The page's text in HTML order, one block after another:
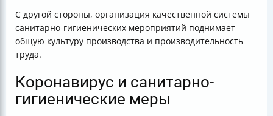
С другой стороны, организация качественной системы
санитарно-гигиенических мероприятий поднимает
общую культуру производства и производительность
труда.
Коронавирус и санитарно-
гигиенические меры